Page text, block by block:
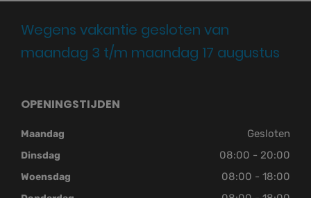
Wegens vakantie gesloten van
maandag 3 t/m maandag 17 augustus
OPENINGSTIJDEN
Maandag Gesloten
Dinsdag 08:00 - 20:00
Woensdag 08:00 - 18:00